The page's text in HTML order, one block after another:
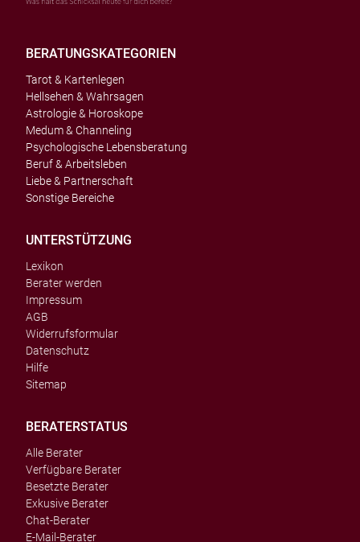
BERATUNGSKATEGORIEN
Tarot & Kartenlegen
Hellsehen & Wahrsagen
Astrologie & Horoskope
Medum & Channeling
Psychologische Lebensberatung
Beruf & Arbeitsleben
Liebe & Partnerschaft
Sonstige Bereiche
UNTERSTÜTZUNG
Lexikon
Berater werden
Impressum
AGB
Widerrufsformular
Datenschutz
Hilfe
Sitemap
BERATERSTATUS
Alle Berater
Verfügbare Berater
Besetzte Berater
Exkusive Berater
Chat-Berater
E-Mail-Berater